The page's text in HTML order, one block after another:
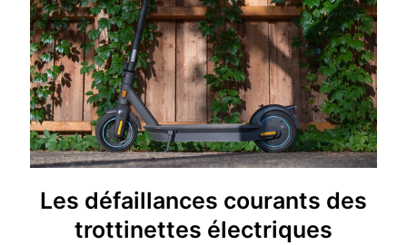
Les défaillances courants des
trottinettes électriques